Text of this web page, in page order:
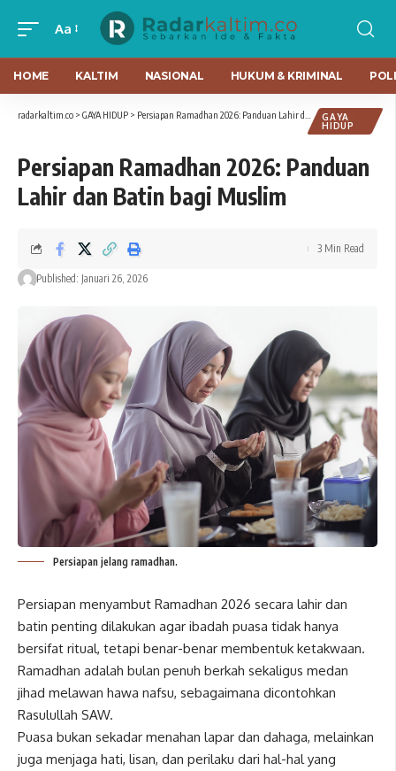
Aa
HOME KALTIM NASIONAL HUKUM & KRIMINAL
radarkaltim.co > GAYA HIDUP > Persiapan Ramadhan 2026: Panduan Lahir dan Batin bagi Muslim
GAYA
HIDUP
Persiapan Ramadhan 2026: Panduan
Lahir dan Batin bagi Muslim
Published: Januari 26, 2026
3 Min Read
Persiapan jelang ramadhan.
Persiapan menyambut Ramadhan 2026 secara lahir dan
batin penting dilakukan agar ibadah puasa tidak hanya
bersifat ritual, tetapi benar-benar membentuk ketakwaan.
Ramadhan adalah bulan penuh berkah sekaligus medan
jihad melawan hawa nafsu, sebagaimana dicontohkan
Rasulullah SAW.
Puasa bukan sekadar menahan lapar dan dahaga, melainkan
juga menjaga hati, lisan, dan perilaku dari hal-hal yang